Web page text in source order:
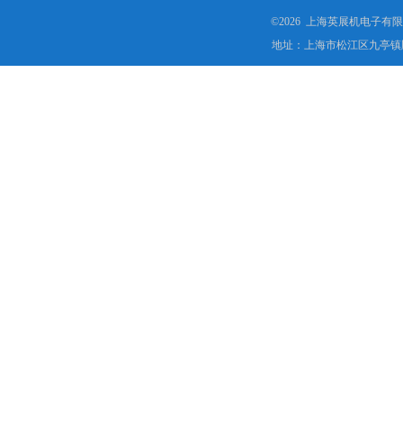
©2026 上海英展机电子有
地址：上海市松江区九亭镇